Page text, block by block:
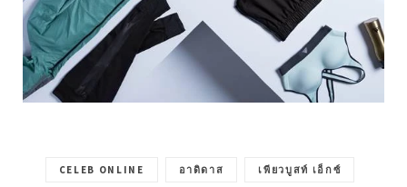
CELEB ONLINE อาดิดาส เพียวบูสท์ เอ็กซ์